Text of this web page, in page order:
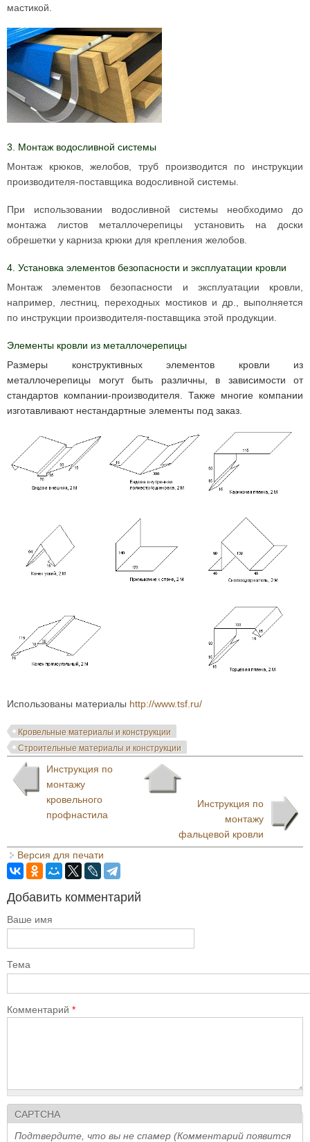
мастикой.
3. Монтаж водосливной системы
Монтаж крюков, желобов, труб производится по инструкции
производителя-поставщика водосливной системы.
При использовании водосливной системы необходимо до
монтажа листов металлочерепицы установить на доски
обрешетки у карниза крюки для крепления желобов.
4. Установка элементов безопасности и эксплуатации кровли
Монтаж элементов безопасности и эксплуатации кровли,
например, лестниц, переходных мостиков и др., выполняется
по инструкции производителя-поставщика этой продукции.
Элементы кровли из металлочерепицы
Размеры конструктивных элементов кровли из
металлочерепицы могут быть различны, в зависимости от
стандартов компании-производителя. Также многие компании
изготавливают нестандартные элементы под заказ.
Использованы материалы http://www.tsf.ru/
Кровельные материалы и конструкции
Строительные материалы и конструкции
Инструкция по
монтажу
кровельного
профнастила
Инструкция по
монтажу
фальцевой кровли
Версия для печати
Добавить комментарий
Ваше имя
Тема
Комментарий *
CAPTCHA
Подтвердите, что вы не спамер (Комментарий появится